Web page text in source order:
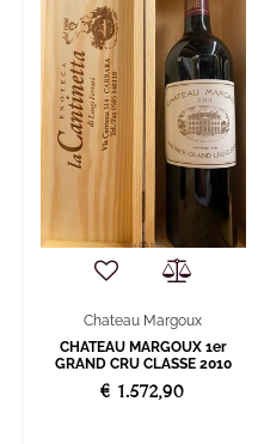
Chateau Margoux
CHATEAU MARGOUX 1er
GRAND CRU CLASSE 2010
€ 1.572,90